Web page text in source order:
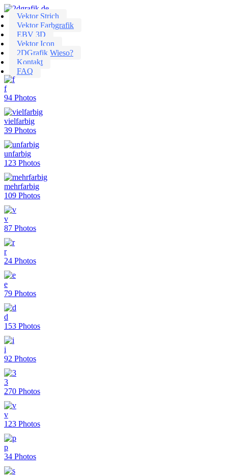
Vektor Strich
Vektor Farbgrafik
EBV 3D
Vektor Icon
2DGrafik Wieso?
Kontakt
FAQ
f
94 Photos
vielfarbig
39 Photos
unfarbig
123 Photos
mehrfarbig
109 Photos
v
87 Photos
r
24 Photos
e
79 Photos
d
153 Photos
i
92 Photos
3
270 Photos
v
123 Photos
p
34 Photos